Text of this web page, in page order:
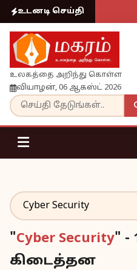
உடனடி செய்தி
உலகத்தை அறிந்து கொள்ள
வியாழன், 06 ஆகஸ்ட் 2026
"Cyber Security" -
கிடைத்தன